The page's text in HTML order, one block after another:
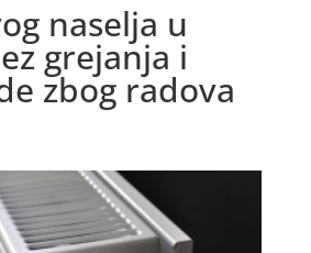
naselja u
grejanja i
zbog radova